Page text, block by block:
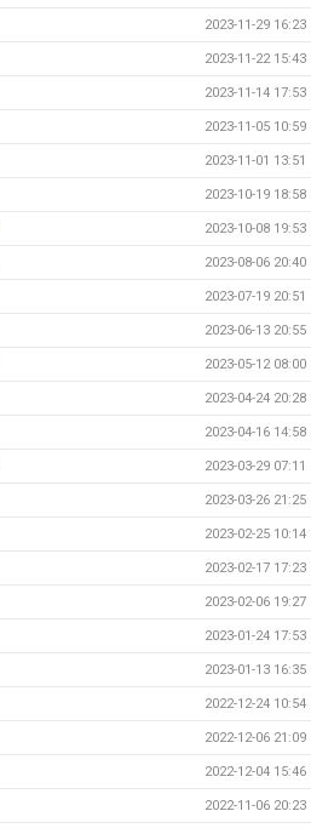
2023-11-29 16:23
2023-11-22 15:43
2023-11-14 17:53
2023-11-05 10:59
2023-11-01 13:51
2023-10-19 18:58
2023-10-08 19:53
2023-08-06 20:40
2023-07-19 20:51
2023-06-13 20:55
2023-05-12 08:00
2023-04-24 20:28
2023-04-16 14:58
2023-03-29 07:11
2023-03-26 21:25
2023-02-25 10:14
2023-02-17 17:23
2023-02-06 19:27
2023-01-24 17:53
2023-01-13 16:35
2022-12-24 10:54
2022-12-06 21:09
2022-12-04 15:46
2022-11-06 20:23